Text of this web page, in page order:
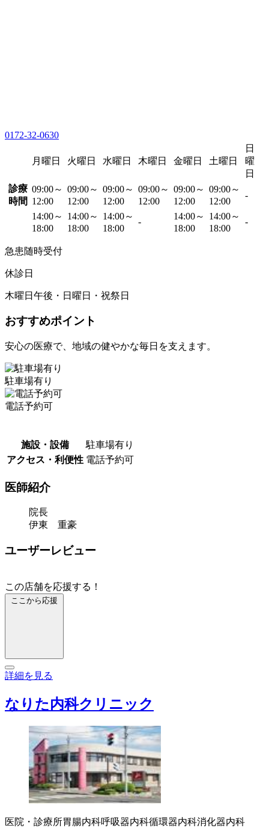
0172-32-0630
月曜日 火曜日 水曜日 木曜日 金曜日 土曜日
日
曜
日
診療
時間
09:00～
12:00
09:00～
12:00
09:00～
12:00
09:00～
12:00
09:00～
12:00
09:00～
12:00
-
14:00～
18:00
14:00～
18:00
14:00～
18:00
-
14:00～
18:00
14:00～
18:00
-
急患随時受付
休診日
木曜日午後・日曜日・祝祭日
おすすめポイント
安心の医療で、地域の健やかな毎日を支えます。
駐車場有り
電話予約可
施設・設備
駐車場有り
アクセス・利便性 電話予約可
医師紹介
院長
伊東 重豪
ユーザーレビュー
この店舗を応援する！
ここから応援
詳細を見る
なりた内科クリニック
医院・診療所胃腸内科呼吸器内科循環器内科消化器内科